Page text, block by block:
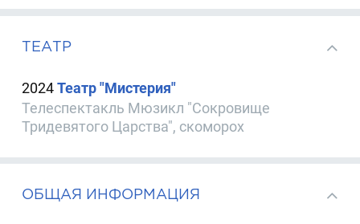
ТЕАТР
2024Театр "Мистерия"
Телеспектакль Мюзикл "Сокровище
Тридевятого Царства", скоморох
ОБЩАЯ ИНФОРМАЦИЯ